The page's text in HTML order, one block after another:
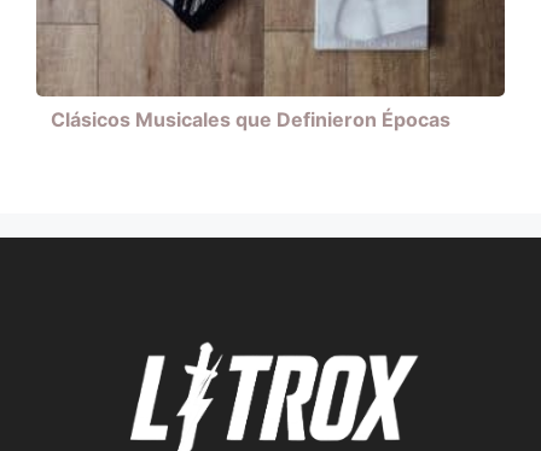
Clásicos Musicales que Definieron Épocas